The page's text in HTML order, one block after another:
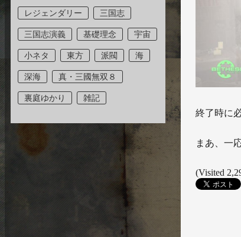
レジェンダリー 三国志
三国志演義 基礎理念 宇宙
小ネタ 東方 派閥 海
深海 真・三國無双８
裏庭ゆかり 雑記
終了時に
まあ、一
(Visited